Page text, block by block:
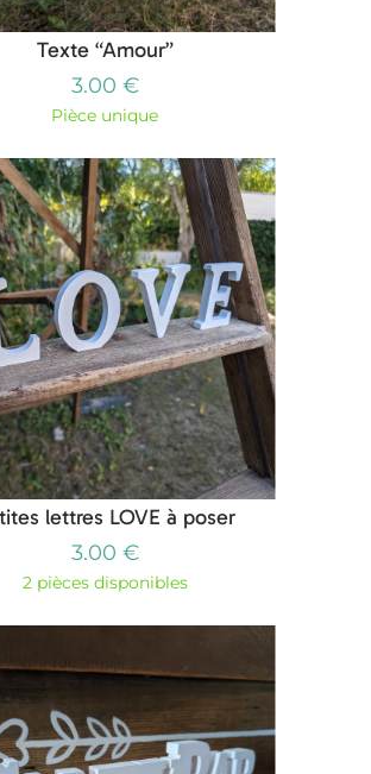
Texte “Amour”
3.00 €
Pièce unique
lettres LOVE à poser
3.00 €
2 pièces disponibles